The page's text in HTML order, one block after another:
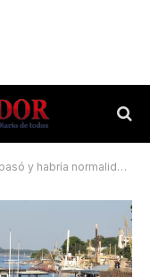
normalidad antes del Niño